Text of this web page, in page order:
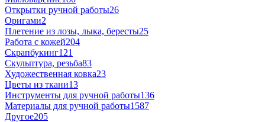
Открытки ручной работы26
Оригами2
Плетение из лозы, лыка, бересты25
Работа с кожей204
Скрапбукинг121
Скульптура, резьба83
Художественная ковка23
Цветы из ткани13
Инструменты для ручной работы136
Материалы для ручной работы1587
Другое205